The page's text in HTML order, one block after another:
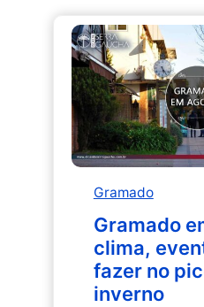
2026:
e
como
Gramado
Gramado
clima,
fazer no
inverno